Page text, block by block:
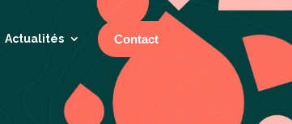
Actualités Contact